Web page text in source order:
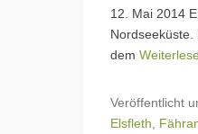
12. Mai 2014
Nordseeküste.
dem
Veröffentlicht
Elsfleth